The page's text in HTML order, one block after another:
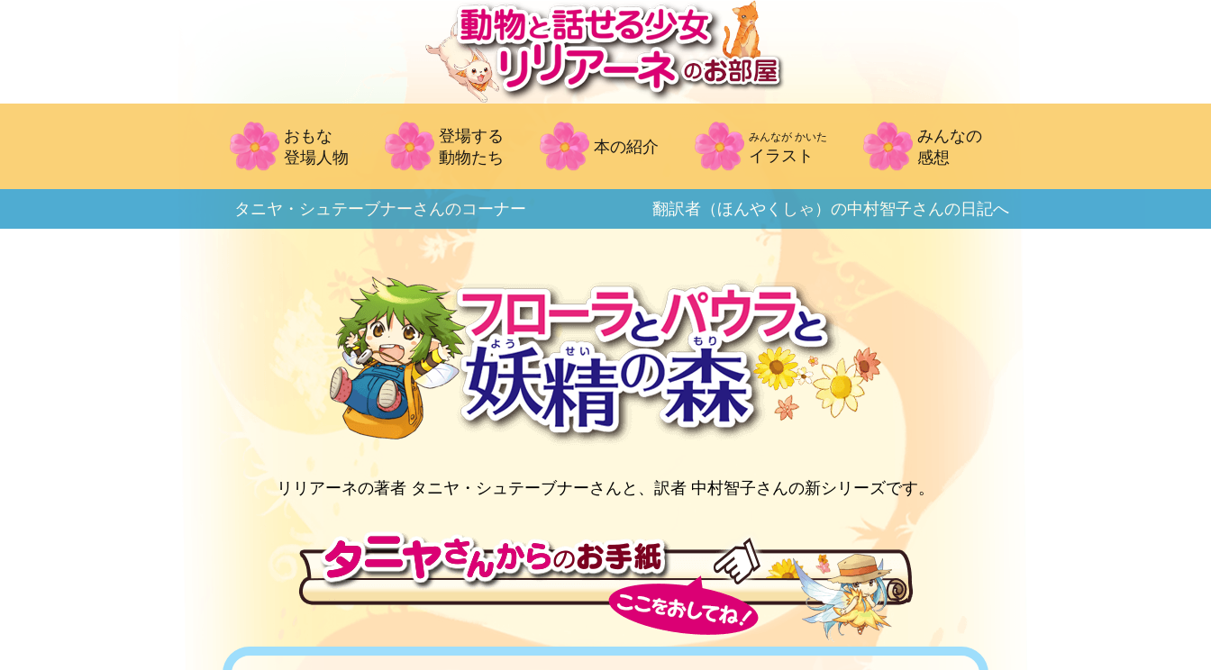
おもな
登場人物
登場する
動物たち
本の紹介
みんなが かいた
イラスト
みんなの
感想
タニヤ・シュテーブナーさんのコーナー 翻訳者（ほんやくしゃ）の中村智子さんの日記へ
リリアーネの著者 タニヤ・シュテーブナーさんと、訳者 中村智子さんの新シリーズです。